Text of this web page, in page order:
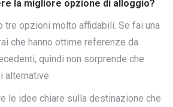
la migliore opzione di alloggio?
tre opzioni molto affidabili. Se fai una
che hanno ottime referenze da
quindi non sorprende che
alternative.
le idee chiare sulla destinazione che